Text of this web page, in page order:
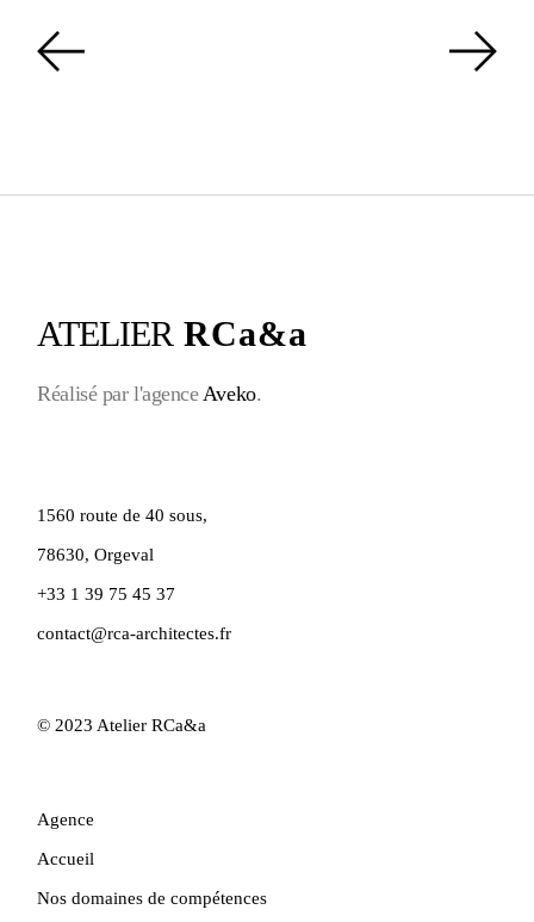
ATELIER RCa&a
Réalisé par l'agenceAveko.
1560 route de 40 sous,
78630, Orgeval
+33 1 39 75 45 37
contact@rca-architectes.fr
© 2023Atelier RCa&a
Agence
Accueil
Nos domaines de compétences